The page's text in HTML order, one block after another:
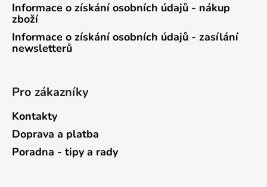
Informace o získání osobních údajů - nákup
zboží
Informace o získání osobních údajů - zasílání
newsletterů
Pro zákazníky
Kontakty
Doprava a platba
Poradna - tipy a rady